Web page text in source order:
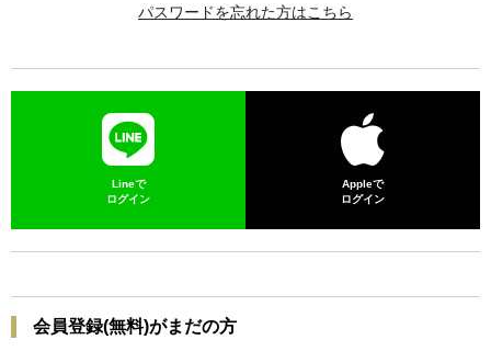
パスワードを忘れた方はこちら
Lineで
ログイン
Appleで
ログイン
会員登録(無料)がまだの方